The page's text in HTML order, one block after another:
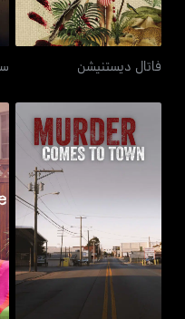
فاتال ديستنيشن
ميردر كامز تو تاون